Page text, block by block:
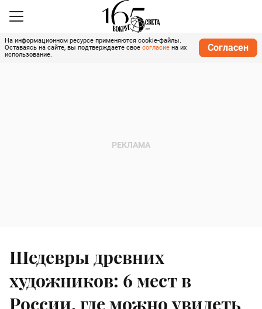
На информационном ресурсе применяются cookie-файлы.
Оставаясь на сайте, вы подтверждаете свое согласие на их
использование.
Согласен
Шедевры древних
художников: 6 мест в
России, где можно увидеть